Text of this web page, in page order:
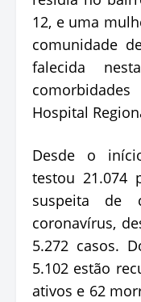
12, e uma
comunidade
falecida
Hospital
Desde o
testou 21.074
suspeita de
coronavírus,
5.272 casos.
5.102 estão
ativos e 62